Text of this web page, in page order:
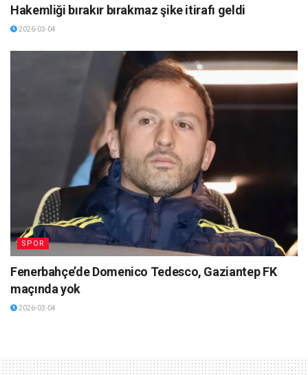
Hakemliği bırakır bırakmaz şike itirafı geldi
2026-03-04
SPOR
Fenerbahçe’de Domenico Tedesco, Gaziantep FK
maçında yok
2026-03-04